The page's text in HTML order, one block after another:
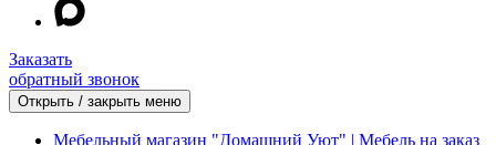
Заказать
обратный звонок
Открыть / закрыть меню
Мебельный магазин "Домашний Уют" | Мебель на заказ